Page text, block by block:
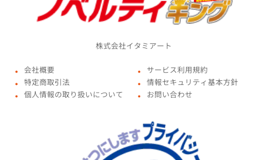
株式会社イタミアート
● 会社概要
● 特定商取引法
● 個人情報の取り扱いについて
● サービス利用規約
● 情報セキュリティ基本方針
● お問い合わせ